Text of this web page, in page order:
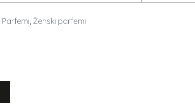
Parfemi Ženski parfemi